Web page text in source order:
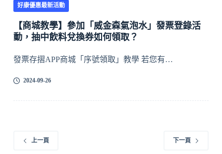
好康優惠最新活動
【商城教學】參加「威金森氣泡水」發票登錄活
動，抽中飲料兌換券如何領取？
發票存摺APP商城「序號領取」教學 若您有…
2024-09-26
上一頁 下一頁